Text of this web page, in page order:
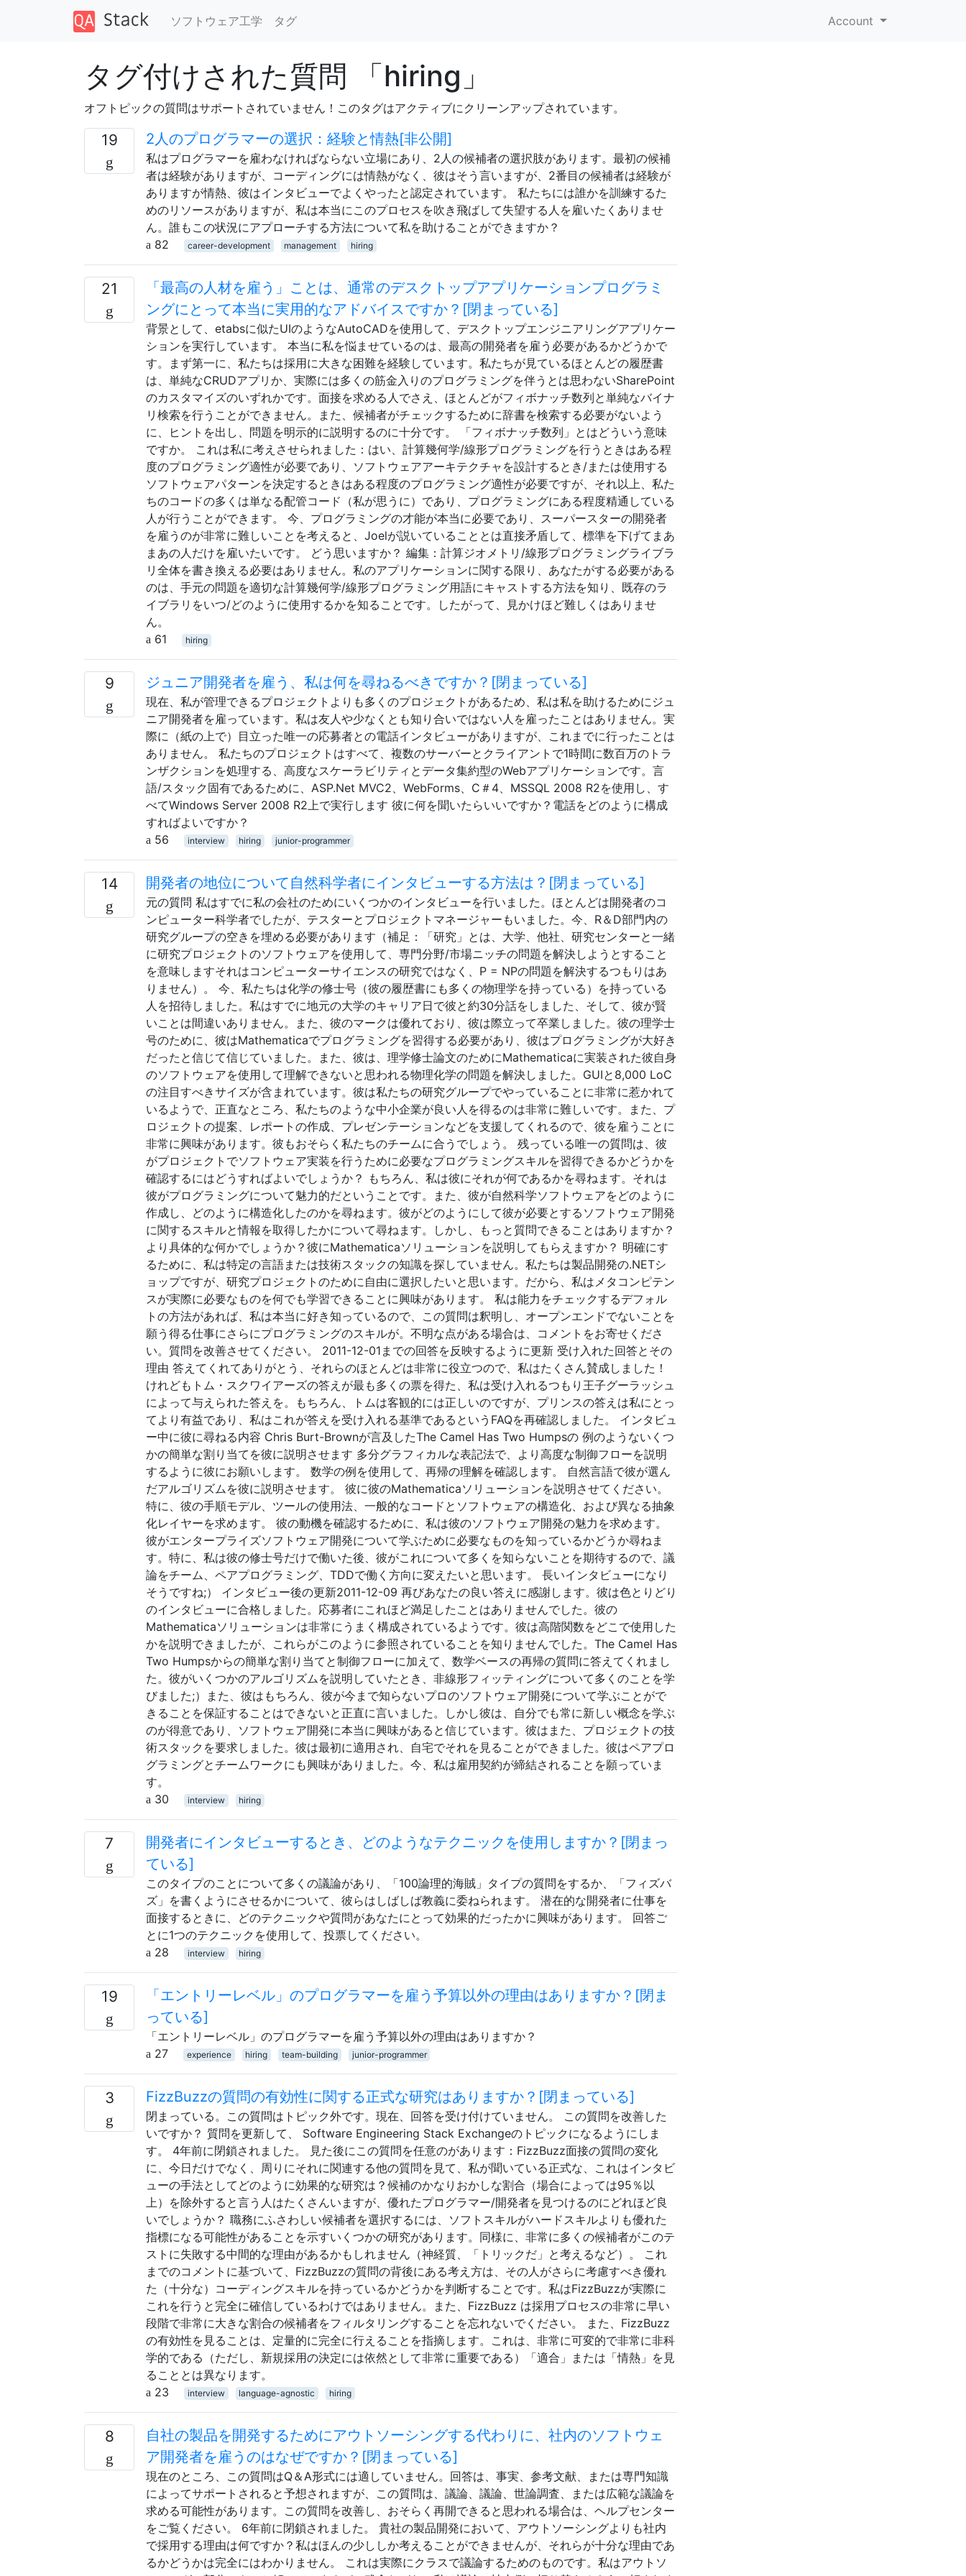
ソフトウェア工学 タグ Account
タグ付けされた質問 「hiring」
オフトピックの質問はサポートされていません！このタグはアクティブにクリーンアップされています。
19 2人のプログラマーの選択：経験と情熱[非公開]
私はプログラマーを雇わなければならない立場にあり、2人の候補者の選択肢があります。最初の候補
者は経験がありますが、コーディングには情熱がなく、彼はそう言いますが、2番目の候補者は経験が
ありますが情熱、彼はインタビューでよくやったと認定されています。 私たちには誰かを訓練するた
めのリソースがありますが、私は本当にこのプロセスを吹き飛ばして失望する人を雇いたくありませ
ん。誰もこの状況にアプローチする方法について私を助けることができますか？
82
career-development management hiring
21
「最高の人材を雇う」ことは、通常のデスクトップアプリケーションプログラミ
ングにとって本当に実用的なアドバイスですか？[閉まっている]
背景として、etabsに似たUIのようなAutoCADを使用して、デスクトップエンジニアリングアプリケー
ションを実行しています。 本当に私を悩ませているのは、最高の開発者を雇う必要があるかどうかで
す。まず第一に、私たちは採用に大きな困難を経験しています。私たちが見ているほとんどの履歴書
は、単純なCRUDアプリか、実際には多くの筋金入りのプログラミングを伴うとは思わないSharePoint
のカスタマイズのいずれかです。面接を求める人でさえ、ほとんどがフィボナッチ数列と単純なバイナ
リ検索を行うことができません。また、候補者がチェックするために辞書を検索する必要がないよう
に、ヒントを出し、問題を明示的に説明するのに十分です。 「フィボナッチ数列」とはどういう意味
ですか。 これは私に考えさせられました：はい、計算幾何学/線形プログラミングを行うときはある程
度のプログラミング適性が必要であり、ソフトウェアアーキテクチャを設計するとき/または使用する
ソフトウェアパターンを決定するときはある程度のプログラミング適性が必要ですが、それ以上、私た
ちのコードの多くは単なる配管コード（私が思うに）であり、プログラミングにある程度精通している
人が行うことができます。 今、プログラミングの才能が本当に必要であり、スーパースターの開発者
を雇うのが非常に難しいことを考えると、Joelが説いていることとは直接矛盾して、標準を下げてまあ
まあの人だけを雇いたいです。 どう思いますか？ 編集：計算ジオメトリ/線形プログラミングライブラ
リ全体を書き換える必要はありません。私のアプリケーションに関する限り、あなたがする必要がある
のは、手元の問題を適切な計算幾何学/線形プログラミング用語にキャストする方法を知り、既存のラ
イブラリをいつ/どのように使用するかを知ることです。したがって、見かけほど難しくはありませ
ん。
61
hiring
9 ジュニア開発者を雇う、私は何を尋ねるべきですか？[閉まっている]
現在、私が管理できるプロジェクトよりも多くのプロジェクトがあるため、私は私を助けるためにジュ
ニア開発者を雇っています。私は友人や少なくとも知り合いではない人を雇ったことはありません。実
際に（紙の上で）目立った唯一の応募者との電話インタビューがありますが、これまでに行ったことは
ありません。 私たちのプロジェクトはすべて、複数のサーバーとクライアントで1時間に数百万のトラ
ンザクションを処理する、高度なスケーラビリティとデータ集約型のWebアプリケーションです。言
語/スタック固有であるために、ASP.Net MVC2、WebForms、C＃4、MSSQL 2008 R2を使用し、す
べてWindows Server 2008 R2上で実行します 彼に何を聞いたらいいですか？電話をどのように構成
すればよいですか？
56
interview hiring junior-programmer
14 開発者の地位について自然科学者にインタビューする方法は？[閉まっている]
元の質問 私はすでに私の会社のためにいくつかのインタビューを行いました。ほとんどは開発者のコ​​
ンピューター科学者でしたが、テスターとプロジェクトマネージャーもいました。今、R＆D部門内の
研究グループの空きを埋める必要があります（補足：「研究」とは、大学、他社、研究センターと一緒
に研究プロジェクトのソフトウェアを使用して、専門分野/市場ニッチの問題を解決しようとすること
を意味しますそれはコンピューターサイエンスの研究ではなく、P = NPの問題を解決するつもりはあ
りません）。 今、私たちは化学の修士号（彼の履歴書にも多くの物理学を持っている）を持っている
人を招待しました。私はすでに地元の大学のキャリア日で彼と約30分話をしました、そして、彼が賢
いことは間違いありません。また、彼のマークは優れており、彼は際立って卒業しました。彼の理学士
号のために、彼はMathematicaでプログラミングを習得する必要があり、彼はプログラミングが大好き
だったと信じて信じていました。また、彼は、理学修士論文のためにMathematicaに実装された彼自身
のソフトウェアを使用して理解できないと思われる物理化学の問題を解決しました。GUIと8,000 LoC
の注目すべきサイズが含まれています。彼は私たちの研究グループでやっていることに非常に惹かれて
いるようで、正直なところ、私たちのような中小企業が良い人を得るのは非常に難しいです。また、プ
ロジェクトの提案、レポートの作成、プレゼンテーションなどを支援してくれるので、彼を雇うことに
非常に興味があります。彼もおそらく私たちのチームに合うでしょう。 残っている唯一の質問は、彼
がプロジェクトでソフトウェア実装を行うために必要なプログラミングスキルを習得できるかどうかを
確認するにはどうすればよいでしょうか？ もちろん、私は彼にそれが何であるかを尋ねます。それは
彼がプログラミングについて魅力的だということです。また、彼が自然科学ソフトウェアをどのように
作成し、どのように構造化したのかを尋ねます。彼がどのようにして彼が必要とするソフトウェア開発
に関するスキルと情報を取得したかについて尋ねます。しかし、もっと質問できることはありますか？
より具体的な何かでしょうか？彼にMathematicaソリューションを説明してもらえますか？ 明確にす
るために、私は特定の言語または技術スタックの知識を探していません。私たちは製品開発の.NETシ
ョップですが、研究プロジェクトのために自由に選択したいと思います。だから、私はメタコンピテン
スが実際に必要なものを何でも学習できることに興味があります。 私は能力をチェックするデフォル
トの方法があれば、私は本当に好き知っているので、この質問は釈明し、オープンエンドでないことを
願う得る仕事にさらにプログラミングのスキルが。不明な点がある場合は、コメントをお寄せくださ
い。質問を改善させてください。 2011-12-01までの回答を反映するように更新 受け入れた回答とその
理由 答えてくれてありがとう、それらのほとんどは非常に役立つので、私はたくさん賛成しました！
けれどもトム・スクワイアーズの答えが最も多くの票を得た、私は受け入れるつもり王子グーラッシュ
によって与えられた答えを。もちろん、トムは客観的には正しいのですが、プリンスの答えは私にとっ
てより有益であり、私はこれが答えを受け入れる基準であるというFAQを再確認しました。 インタビュ
ー中に彼に尋ねる内容 Chris Burt-Brownが言及したThe Camel Has Two Humpsの 例のようないくつ
かの簡単な割り当てを彼に説明させます 多分グラフィカルな表記法で、より高度な制御フローを説明
するように彼にお願いします。 数学の例を使用して、再帰の理解を確認します。 自然言語で彼が選ん
だアルゴリズムを彼に説明させます。 彼に彼のMathematicaソリューションを説明させてください。
特に、彼の手順モデル、ツールの使用法、一般的なコードとソフトウェアの構造化、および異なる抽象
化レイヤーを求めます。 彼の動機を確認するために、私は彼のソフトウェア開発の魅力を求めます。
彼がエンタープライズソフトウェア開発について学ぶために必要なものを知っているかどうか尋ねま
す。特に、私は彼の修士号だけで働いた後、彼がこれについて多くを知らないことを期待するので、議
論をチーム、ペアプログラミング、TDDで働く方向に変えたいと思います。 長いインタビューになり
そうですね;） インタビュー後の更新2011-12-09 再びあなたの良い答えに感謝します。彼は色とりどり
のインタビューに合格しました。応募者にこれほど満足したことはありませんでした。彼の
Mathematicaソリューションは非常にうまく構成されているようです。彼は高階関数をどこで使用した
かを説明できましたが、これらがこのように参照されていることを知りませんでした。The Camel Has
Two Humpsからの簡単な割り当てと制御フローに加えて、数学ベースの再帰の質問に答えてくれまし
た。彼がいくつかのアルゴリズムを説明していたとき、非線形フィッティングについて多くのことを学
びました;）また、彼はもちろん、彼が今まで知らないプロのソフトウェア開発について学ぶことがで
きることを保証することはできないと正直に言いました。しかし彼は、自分でも常に新しい概念を学ぶ
のが得意であり、ソフトウェア開発に本当に興味があると信じています。彼はまた、プロジェクトの技
術スタックを要求しました。彼は最初に適用され、自宅でそれを見ることができました。彼はペアプロ
グラミングとチームワークにも興味がありました。今、私は雇用契約が締結されることを願っていま
す。
30
interview hiring
7
開発者にインタビューするとき、どのようなテクニックを使用しますか？[閉まっ
ている]
このタイプのことについて多くの議論があり、「100論理的海賊」タイプの質問をするか、「フィズバ
ズ」を書くようにさせるかについて、彼らはしばしば教義に委ねられます。 潜在的な開発者に仕事を
面接するときに、どのテクニックや質問があなたにとって効果的だったかに興味があります。 回答ご
とに1つのテクニックを使用して、投票してください。
28
interview hiring
19
「エントリーレベル」のプログラマーを雇う予算以外の理由はありますか？[閉ま
っている]
「エントリーレベル」のプログラマーを雇う予算以外の理由はありますか？
27
experience hiring team-building junior-programmer
3 FizzBu​​zzの質問の有効性に関する正式な研究はありますか？[閉まっている]
閉まっている。この質問はトピック外です。現在、回答を受け付けていません。 この質問を改善した
いですか？ 質問を更新して、 Software Engineering Stack Exchangeのトピックになるようにしま
す。 4年前に閉鎖されました。 見た後にこの質問を任意のがあります：FizzBu​​zz面接の質問の変化
に、今日だけでなく、周りにそれに関連する他の質問を見て、私が聞いている正式な、これはインタビ
ューの手法としてどのように効果的な研究は？候補のかなりおかしな割合（場合によっては95％以
上）を除外すると言う人はたくさんいますが、優れたプログラマー/開発者を見つけるのにどれほど良
いでしょうか？ 職務にふさわしい候補者を選択するには、ソフトスキルがハードスキルよりも優れた
指標になる可能性があることを示すいくつかの研究があります。同様に、非常に多くの候補者がこのテ
ストに失敗する中間的な理由があるかもしれません（神経質、「トリックだ」と考えるなど）。 これ
までのコメントに基づいて、FizzBu​​zzの質問の背後にある考え方は、その人がさらに考慮すべき優れ
た（十分な）コーディングスキルを持っているかどうかを判断することです。私はFizzBu​​zzが実際に
これを行うと完全に確信しているわけではありません。また、FizzBu​​zz は採用プロセスの非常に早い
段階で非常に大きな割合の候補者をフィルタリングすることを忘れないでください。 また、FizzBu​​zz
の有効性を見ることは、定量的に完全に行えることを指摘します。これは、非常に可変的で非常に非科
学的である（ただし、新規採用の決定には依然として非常に重要である）「適合」または「情熱」を見
ることとは異なります。
23
interview language-agnostic hiring
8
自社の製品を開発するためにアウトソーシングする代わりに、社内のソフトウェ
ア開発者を雇うのはなぜですか？[閉まっている]
現在のところ、この質問はQ＆A形式には適していません。回答は、事実、参考文献、または専門知識
によってサポートされると予想されますが、この質問は、議論、議論、世論調査、または広範な議論を
求める可能性があります。この質問を改善し、おそらく再開できると思われる場合は、ヘルプセンター
をご覧ください。 6年前に閉鎖されました。 貴社の製品開発において、アウトソーシングよりも社内
で採用する理由は何ですか？私はほんの少ししか考えることができませんが、それらが十分な理由であ
るかどうかは完全にはわかりません。 これは実際にクラスで議論するためのものです。私はアウトソ